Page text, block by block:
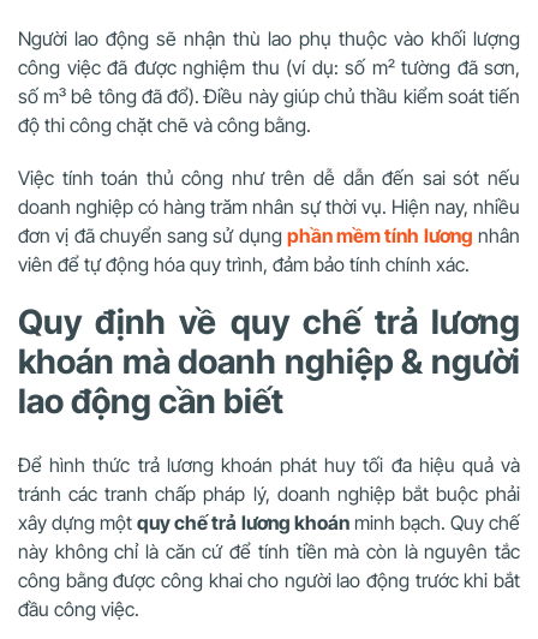
Người lao động sẽ nhận thù lao phụ thuộc vào khối lượng
công việc đã được nghiệm thu (ví dụ: số m² tường đã sơn,
số m³ bê tông đã đổ). Điều này giúp chủ thầu kiểm soát tiến
độ thi công chặt chẽ và công bằng.
Việc tính toán thủ công như trên dễ dẫn đến sai sót nếu
doanh nghiệp có hàng trăm nhân sự thời vụ. Hiện nay, nhiều
đơn vị đã chuyển sang sử dụng phần mềm tính lương nhân
viên để tự động hóa quy trình, đảm bảo tính chính xác.
Quy định về quy chế trả lương
khoán mà doanh nghiệp & người
lao động cần biết
Để hình thức trả lương khoán phát huy tối đa hiệu quả và
tránh các tranh chấp pháp lý, doanh nghiệp bắt buộc phải
xây dựng mộtquy chế trả lương khoánminh bạch. Quy chế
này không chỉ là căn cứ để tính tiền mà còn là nguyên tắc
công bằng được công khai cho người lao động trước khi bắt
đầu công việc.